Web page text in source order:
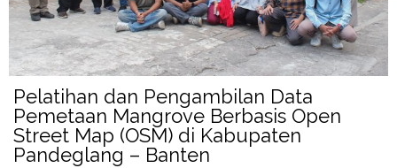
Pelatihan dan Pengambilan Data
Pemetaan Mangrove Berbasis Open
Street Map (OSM) di Kabupaten
Pandeglang – Banten